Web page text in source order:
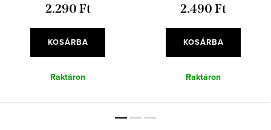
2.290 Ft
KOSÁRBA
Raktáron
2.490 Ft
KOSÁRBA
Raktáron